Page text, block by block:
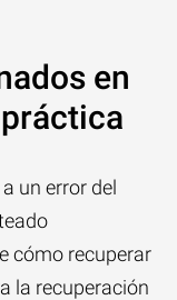
en
un error del
cómo recuperar
la recuperación